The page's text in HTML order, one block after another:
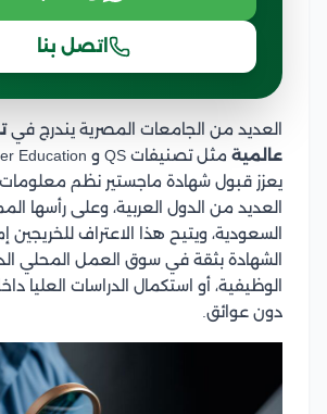
اتصل بنا
العديد من الجامعات المصرية يندرج في
عالمية
يعزز قبول شهادة ماجستير نظم
العديد من الدول العربية، وعلى رأسها
السعودية، ويتيح هذا الاعتراف للخريجين
الشهادة بثقة في سوق العمل المحلي
الوظيفية، أو استكمال الدراسات العليا
دون عوائق.